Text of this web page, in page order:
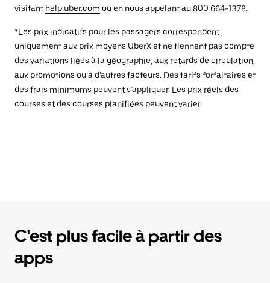
visitant help.uber.com ou en nous appelant au 800 664-1378.
*Les prix indicatifs pour les passagers correspondent
uniquement aux prix moyens UberX et ne tiennent pas compte
des variations liées à la géographie, aux retards de circulation,
aux promotions ou à d’autres facteurs. Des tarifs forfaitaires et
des frais minimums peuvent s’appliquer. Les prix réels des
courses et des courses planifiées peuvent varier.
C'est plus facile à partir des
apps